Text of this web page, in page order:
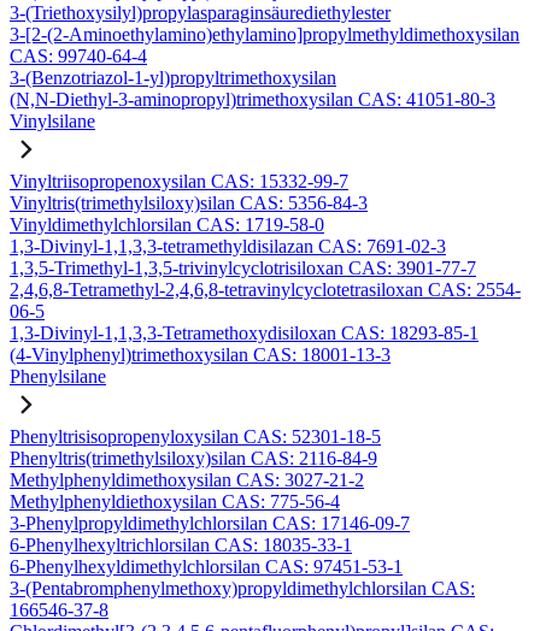
3-(Triethoxysilyl)propylasparaginsäurediethylester
3-[2-(2-Aminoethylamino)ethylamino]propylmethyldimethoxysilan
CAS: 99740-64-4
3-(Benzotriazol-1-yl)propyltrimethoxysilan
(N,N-Diethyl-3-aminopropyl)trimethoxysilan CAS: 41051-80-3
Vinylsilane
Vinyltriisopropenoxysilan CAS: 15332-99-7
Vinyltris(trimethylsiloxy)silan CAS: 5356-84-3
Vinyldimethylchlorsilan CAS: 1719-58-0
1,3-Divinyl-1,1,3,3-tetramethyldisilazan CAS: 7691-02-3
1,3,5-Trimethyl-1,3,5-trivinylcyclotrisiloxan CAS: 3901-77-7
2,4,6,8-Tetramethyl-2,4,6,8-tetravinylcyclotetrasiloxan CAS: 2554-
06-5
1,3-Divinyl-1,1,3,3-Tetramethoxydisiloxan CAS: 18293-85-1
(4-Vinylphenyl)trimethoxysilan CAS: 18001-13-3
Phenylsilane
Phenyltrisisopropenyloxysilan CAS: 52301-18-5
Phenyltris(trimethylsiloxy)silan CAS: 2116-84-9
Methylphenyldimethoxysilan CAS: 3027-21-2
Methylphenyldiethoxysilan CAS: 775-56-4
3-Phenylpropyldimethylchlorsilan CAS: 17146-09-7
6-Phenylhexyltrichlorsilan CAS: 18035-33-1
6-Phenylhexyldimethylchlorsilan CAS: 97451-53-1
3-(Pentabromphenylmethoxy)propyldimethylchlorsilan CAS:
166546-37-8